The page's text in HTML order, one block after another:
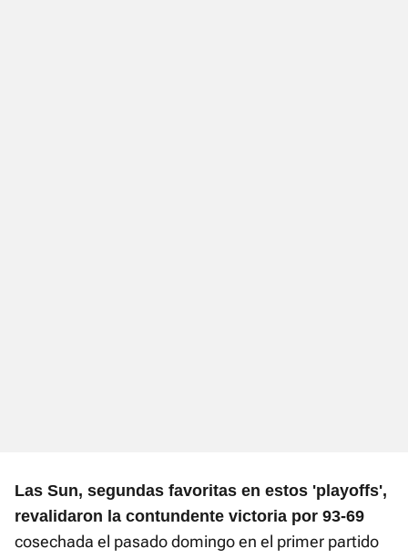
Las Sun, segundas favoritas en estos 'playoffs',
revalidaron la contundente victoria por 93-69
cosechada el pasado domingo en el primer partido